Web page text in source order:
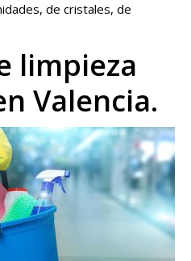
de cristales, de
limpieza
Valencia.